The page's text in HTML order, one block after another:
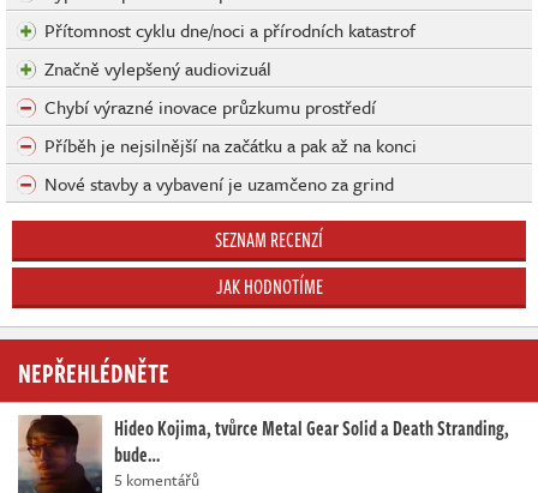
Přítomnost cyklu dne/noci a přírodních katastrof
Značně vylepšený audiovizuál
Chybí výrazné inovace průzkumu prostředí
Příběh je nejsilnější na začátku a pak až na konci
Nové stavby a vybavení je uzamčeno za grind
SEZNAM RECENZÍ
JAK HODNOTÍME
NEPŘEHLÉDNĚTE
Hideo Kojima, tvůrce Metal Gear Solid a Death Stranding,
bude…
5 komentářů